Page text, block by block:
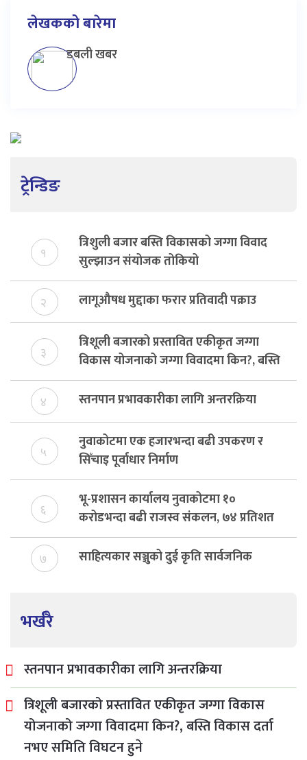
लेखकको बारेमा
डबली खबर
ट्रेन्डिङ
१
त्रिशुली बजार बस्ति विकासको जग्गा विवाद
सुल्झाउन संयोजक तोकियो
२ लागूऔषध मुद्दाका फरार प्रतिवादी पक्राउ
३
त्रिशूली बजारको प्रस्तावित एकीकृत जग्गा
विकास योजनाको जग्गा विवादमा किन?, बस्ति
विकास दर्ता नभए समिति विघटन हुने
४ स्तनपान प्रभावकारीका लागि अन्तरक्रिया
५
नुवाकोटमा एक हजारभन्दा बढी उपकरण र
सिँचाइ पूर्वाधार निर्माण
६
भू-प्रशासन कार्यालय नुवाकोटमा १०
करोडभन्दा बढी राजस्व संकलन, ७४ प्रतिशत
बेरुजु फर्छयौट
७ साहित्यकार सञ्जुको दुई कृति सार्वजनिक
भर्खरै
स्तनपान प्रभावकारीका लागि अन्तरक्रिया
त्रिशूली बजारको प्रस्तावित एकीकृत जग्गा विकास
योजनाको जग्गा विवादमा किन?, बस्ति विकास दर्ता
नभए समिति विघटन हुने